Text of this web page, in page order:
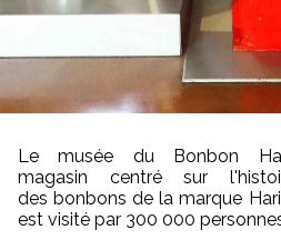
Le musée du Bonbon
magasin centré sur
desbonbons de la marque
est visité par 300 000